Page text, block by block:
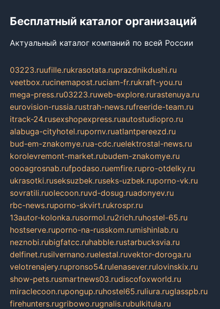
Бесплатный каталог организаций
Актуальный каталог компаний по всей России
03223.ruufille.rukrasotata.ruprazdnikdushi.ru
veetbox.rucinemapost.ruciam-fr.rukraft-you.ru
mega-press.ru03223.ruweb-explore.rurastenuya.ru
eurovision-russia.rustrah-news.rufreeride-team.ru
itrack-24.rusexshopexpress.ruautostudiopro.ru
alabuga-cityhotel.rupornv.ruatlantpereezd.ru
bud-em-znakomye.rua-cdc.ruelektrostal-news.ru
korolevremont-market.rubudem-znakomye.ru
oooagrosnab.rufpodaso.ruemfire.rupro-otdelky.ru
ukrasotki.ruseksuzbek.ruseks-uzbek.ruporno-vk.ru
sovratili.ruolecoon.ruvd-dosug.ruadonyev.ru
rbc-news.ruporno-skvirt.rukrospr.ru
13autor-kolonka.rusormol.ru2rich.ruhostel-65.ru
hostserve.ruporno-na-russkom.rumishinlab.ru
neznobi.rubigfatcc.ruhabble.rustarbucksvia.ru
delfinet.rusilvernano.ruelestal.ruvektor-doroga.ru
velotrenajery.rupronso54.rulenasever.rulovinskix.ru
show-pets.rusmartnews03.rudiscofoxworld.ru
miraclecoon.rupongup.ruhostel65.ruliura.ruglasspb.ru
firehunters.rugribowo.rugnalis.rubulkitula.ru